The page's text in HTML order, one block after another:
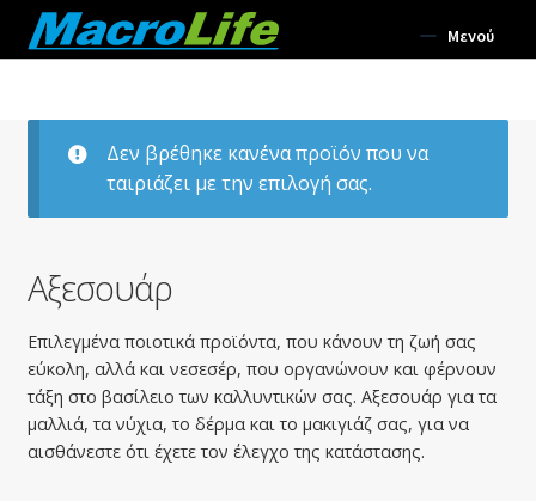
Απευθείας
μετάβαση
πλοήγηση
Μετάβαση
σε
Μενού
Σωματική Ευεξία
Αρωματοθεραπεία
μενού
Πρόσωπο
υπό-
μενού
Μακιγιάζ
υπό-
Μαλλιά
Αξεσουάρ
Επιλεγμένα ποιοτικά προϊόντα, που κάνουν τη ζωή σας
εύκολη, αλλά και νεσεσέρ, που οργανώνουν και φέρνουν
τάξη στο βασίλειο των καλλυντικών σας. Αξεσουάρ για τα
μαλλιά, τα νύχια, το δέρμα και το μακιγιάζ σας, για να
αισθάνεστε ότι έχετε τον έλεγχο της κατάστασης.
Δεν βρέθηκε κανένα προϊόν που να
ταιριάζει με την επιλογή σας.